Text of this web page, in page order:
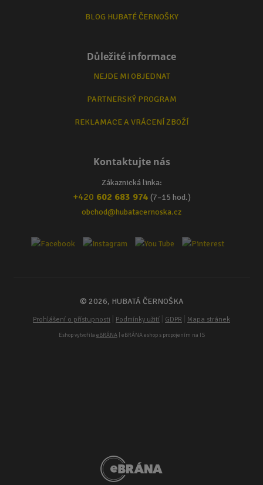
BLOG HUBATÉ ČERNOŠKY
Důležité informace
NEJDE MI OBJEDNAT
PARTNERSKÝ PROGRAM
REKLAMACE A VRÁCENÍ ZBOŽÍ
Kontaktujte nás
Zákaznická linka:
+420 602 683 974 (7–15 hod.)
obchod@hubatacernoska.cz
© 2026, HUBATÁ ČERNOŠKA
Prohlášení o přístupnosti Podmínky užití GDPR Mapa stránek
Eshop vytvořila eBRÁNA| eBRÁNA eshop s propojením na IS